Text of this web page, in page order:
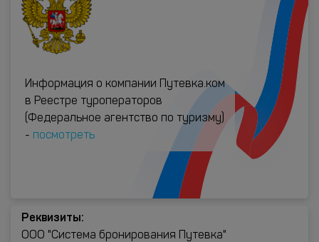
Информация о компании Путевка.ком
в Реестре туроператоров
(Федеральное агентство по туризму)
- посмотреть
Реквизиты:
ООО "Система бронирования Путевка"